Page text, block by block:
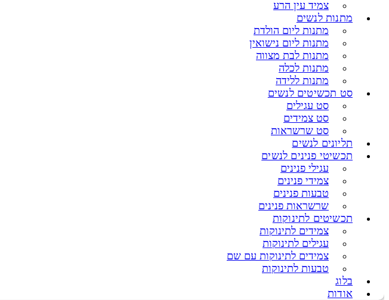
צמיד עין הרע
מתנות לנשים
מתנות ליום הולדת
מתנות ליום נישואין
מתנות לבת מצווה
מתנות לכלה
מתנות ללידה
סט תכשיטים לנשים
סט עגילים
סט צמידים
סט שרשראות
תליונים לנשים
תכשיטי פנינים לנשים
עגילי פנינים
צמידי פנינים
טבעות פנינים
שרשראות פנינים
תכשיטים לתינוקות
צמידים לתינוקות
עגילים לתינוקות
צמידים לתינוקות עם שם
טבעות לתינוקות
בלוג
אודות